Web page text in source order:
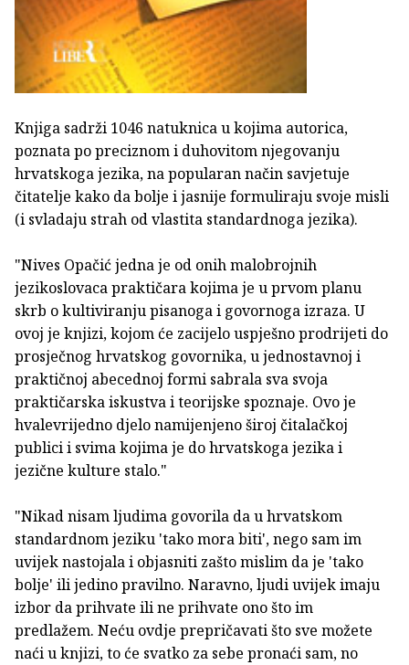
Knjiga sadrži 1046 natuknica u kojima autorica,
poznata po preciznom i duhovitom njegovanju
hrvatskoga jezika, na popularan način savjetuje
čitatelje kako da bolje i jasnije formuliraju svoje misli
(i svladaju strah od vlastita standardnoga jezika).
"Nives Opačić jedna je od onih malobrojnih
jezikoslovaca praktičara kojima je u prvom planu
skrb o kultiviranju pisanoga i govornoga izraza. U
ovoj je knjizi, kojom će zacijelo uspješno prodrijeti do
prosječnog hrvatskog govornika, u jednostavnoj i
praktičnoj abecednoj formi sabrala sva svoja
praktičarska iskustva i teorijske spoznaje. Ovo je
hvalevrijedno djelo namijenjeno široj čitalačkoj
publici i svima kojima je do hrvatskoga jezika i
jezične kulture stalo."
"Nikad nisam ljudima govorila da u hrvatskom
standardnom jeziku 'tako mora biti', nego sam im
uvijek nastojala i objasniti zašto mislim da je 'tako
bolje' ili jedino pravilno. Naravno, ljudi uvijek imaju
izbor da prihvate ili ne prihvate ono što im
predlažem. Neću ovdje prepričavati što sve možete
naći u knjizi, to će svatko za sebe pronaći sam, no